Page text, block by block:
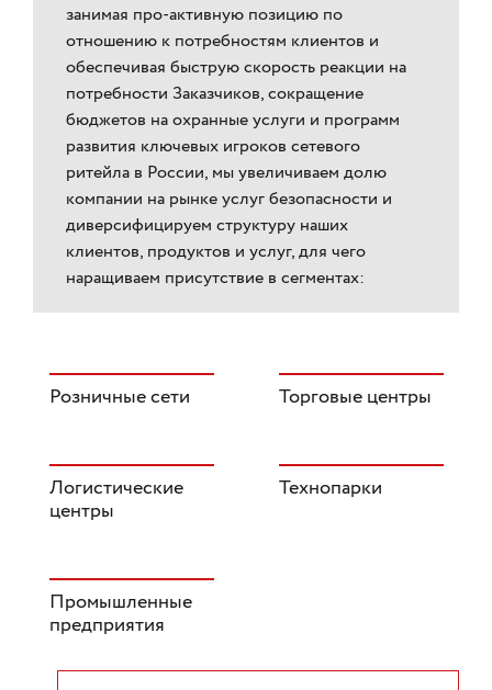
занимая про-активную позицию по
отношению к потребностям клиентов и
обеспечивая быструю скорость реакции на
потребности Заказчиков, сокращение
бюджетов на охранные услуги и программ
развития ключевых игроков сетевого
ритейла в России, мы увеличиваем долю
компании на рынке услуг безопасности и
диверсифицируем структуру наших
клиентов, продуктов и услуг, для чего
наращиваем присутствие в сегментах:
Розничные сети Торговые центры
Логистические
центры
Технопарки
Промышленные
предприятия